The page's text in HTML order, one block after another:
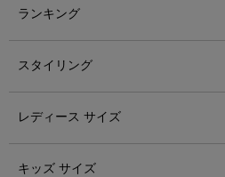
ランキング
スタイリング
レディース サイズ
キッズ サイズ